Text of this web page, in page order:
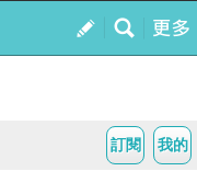
我的
訂閱